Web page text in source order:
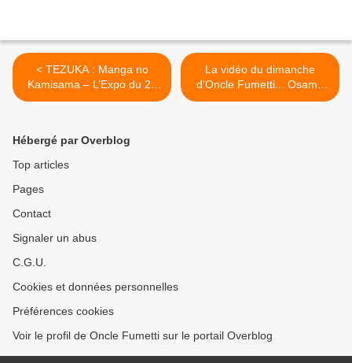
< TEZUKA : Manga no
Kamisama – L’Expo du 25
janvier au 11 mars 2018 au
La vidéo du dimanche
d'Oncle Fumetti... Osamu
Tezuka >
Hébergé par Overblog
Top articles
Pages
Contact
Signaler un abus
C.G.U.
Cookies et données personnelles
Préférences cookies
Voir le profil de Oncle Fumetti sur le portail Overblog